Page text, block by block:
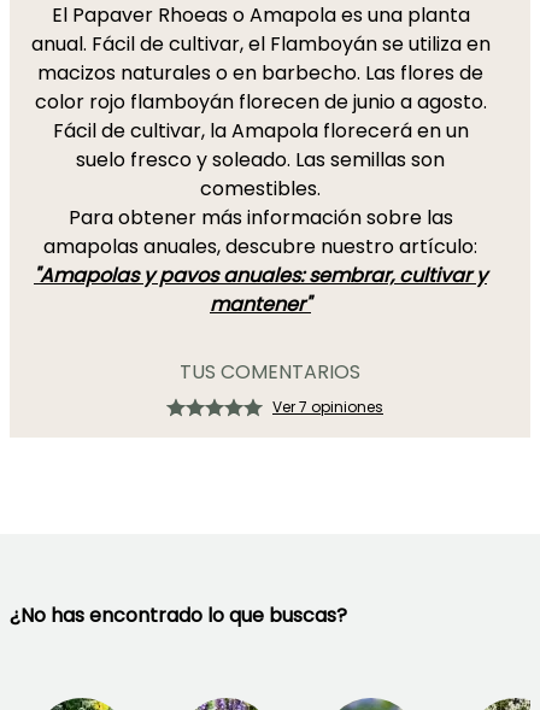
El Papaver Rhoeas o Amapola es una planta
anual. Fácil de cultivar, el Flamboyán se utiliza en
macizos naturales o en barbecho. Las flores de
color rojo flamboyán florecen de junio a agosto.
Fácil de cultivar, la Amapola florecerá en un
suelo fresco y soleado. Las semillas son
comestibles.
Para obtener más información sobre las
amapolas anuales, descubre nuestro artículo:
"Amapolas y pavos anuales: sembrar, cultivar y
mantener"
TUS COMENTARIOS
Ver 7 opiniones
¿No has encontrado lo que buscas?